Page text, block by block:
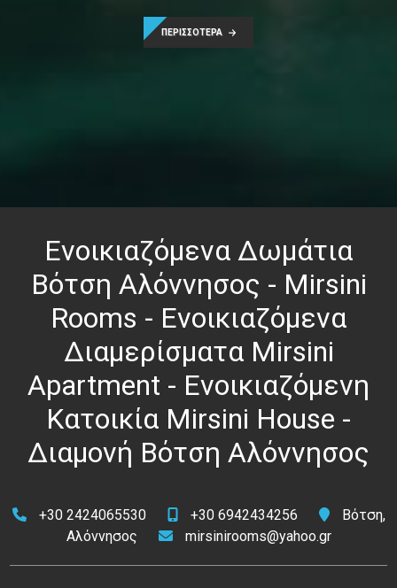
ΠΕΡΙΣΣΟΤΕΡΑ
Ενοικιαζόμενα Δωμάτια
Βότση Αλόννησος - Mirsini
Rooms - Ενοικιαζόμενα
Διαμερίσματα Mirsini
Apartment - Ενοικιαζόμενη
Κατοικία Mirsini House -
Διαμονή Βότση Αλόννησος
+30 2424065530 +30 6942434256
Βότση,
Αλόννησος
mirsinirooms@yahoo.gr